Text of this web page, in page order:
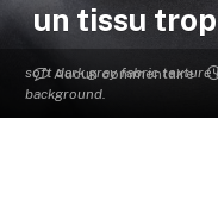
soft dark gray fabric texture
background.
un tissu
Aucun commentaire